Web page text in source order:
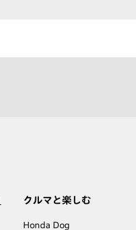
クルマと楽しむ
Honda Dog